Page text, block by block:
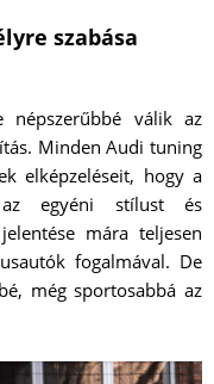
szabása
népszerűbbé válik az
Minden Audi tuning
elképzeléseit, hogy a
az egyéni stílust és
mára teljesen
fogalmával. De
még sportosabbá az